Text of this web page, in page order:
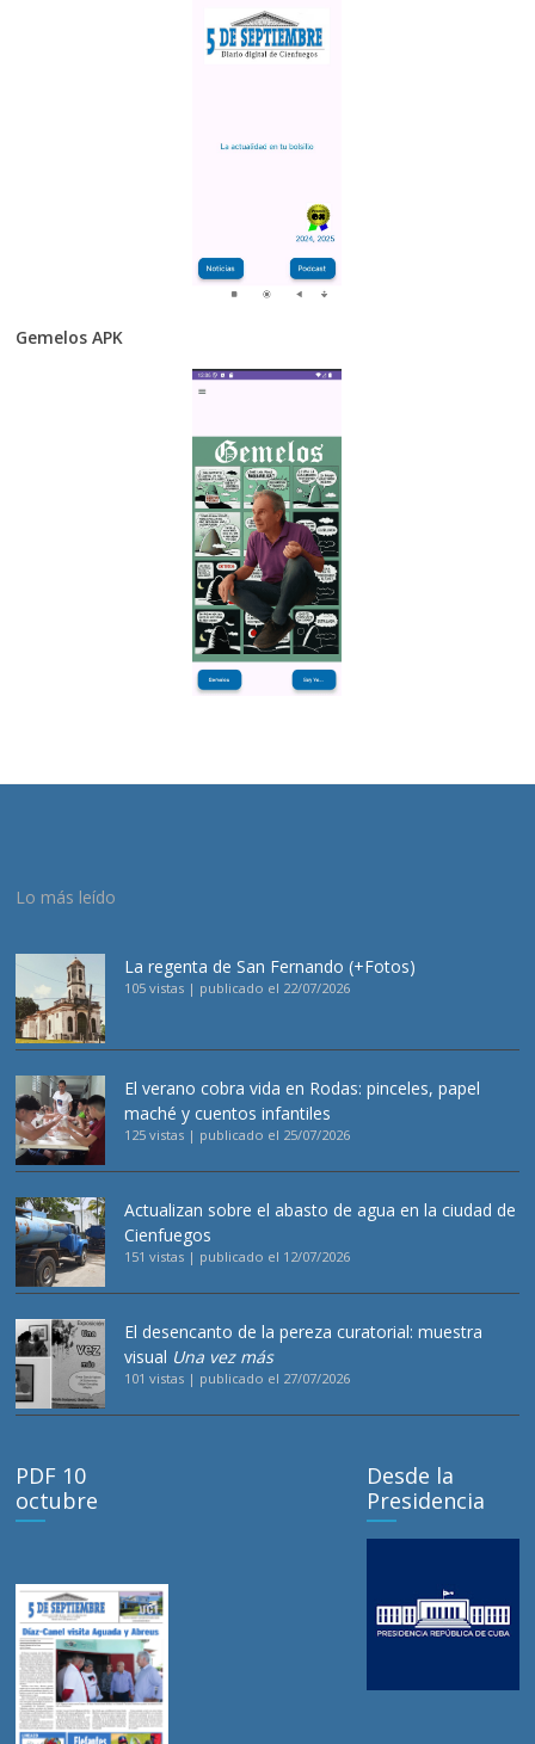
Gemelos APK
Lo más leído
La regenta de San Fernando (+Fotos)
105 vistas | publicado el 22/07/2026
El verano cobra vida en Rodas: pinceles, papel
maché y cuentos infantiles
125 vistas | publicado el 25/07/2026
Actualizan sobre el abasto de agua en la ciudad de
Cienfuegos
151 vistas | publicado el 12/07/2026
El desencanto de la pereza curatorial: muestra
visual Una vez más
101 vistas | publicado el 27/07/2026
PDF 10
octubre
Desde la
Presidencia